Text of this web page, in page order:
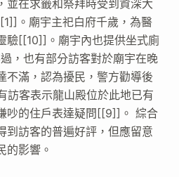
並在求籤和祭拜時受到資深大
。廟宇主祀白府千歲，為醫
驗[[10]]。廟宇內也提供坐式廁
，也有部分訪客對於廟宇在晚
不滿，認為擾民，警方勸導後
客表示龍山殿位於此地已有
吵的住戶表達疑問[[9]]。 綜合
到訪客的普遍好評，但應留意
的影響。